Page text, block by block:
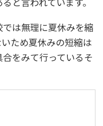
は無理に夏休みを縮
ため夏休みの短縮は
をみて行っているそ